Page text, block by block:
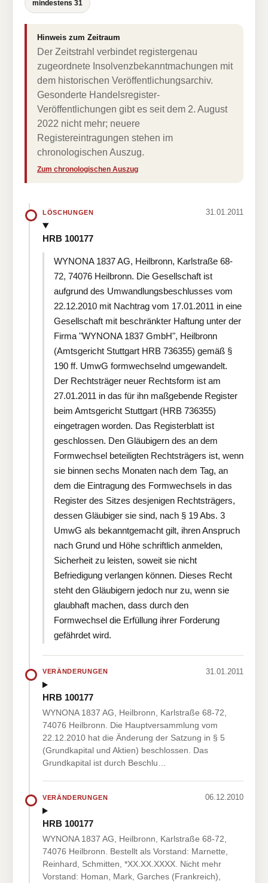
mindestens 31
Hinweis zum Zeitraum
Der Zeitstrahl verbindet registergenau
zugeordnete Insolvenzbekanntmachungen mit
dem historischen Veröffentlichungsarchiv.
Gesonderte Handelsregister-
Veröffentlichungen gibt es seit dem 2. August
2022 nicht mehr; neuere
Registereintragungen stehen im
chronologischen Auszug.
Zum chronologischen Auszug
LÖSCHUNGEN 31.01.2011
HRB 100177
WYNONA 1837 AG, Heilbronn, Karlstraße 68-
72, 74076 Heilbronn. Die Gesellschaft ist
aufgrund des Umwandlungsbeschlusses vom
22.12.2010 mit Nachtrag vom 17.01.2011 in eine
Gesellschaft mit beschränkter Haftung unter der
Firma "WYNONA 1837 GmbH", Heilbronn
(Amtsgericht Stuttgart HRB 736355) gemäß §
190 ff. UmwG formwechselnd umgewandelt.
Der Rechtsträger neuer Rechtsform ist am
27.01.2011 in das für ihn maßgebende Register
beim Amtsgericht Stuttgart (HRB 736355)
eingetragen worden. Das Registerblatt ist
geschlossen. Den Gläubigern des an dem
Formwechsel beteiligten Rechtsträgers ist, wenn
sie binnen sechs Monaten nach dem Tag, an
dem die Eintragung des Formwechsels in das
Register des Sitzes desjenigen Rechtsträgers,
dessen Gläubiger sie sind, nach § 19 Abs. 3
UmwG als bekanntgemacht gilt, ihren Anspruch
nach Grund und Höhe schriftlich anmelden,
Sicherheit zu leisten, soweit sie nicht
Befriedigung verlangen können. Dieses Recht
steht den Gläubigern jedoch nur zu, wenn sie
glaubhaft machen, dass durch den
Formwechsel die Erfüllung ihrer Forderung
gefährdet wird.
VERÄNDERUNGEN 31.01.2011
HRB 100177
WYNONA 1837 AG, Heilbronn, Karlstraße 68-72,
74076 Heilbronn. Die Hauptversammlung vom
22.12.2010 hat die Änderung der Satzung in § 5
(Grundkapital und Aktien) beschlossen. Das
Grundkapital ist durch Beschlu…
VERÄNDERUNGEN 06.12.2010
HRB 100177
WYNONA 1837 AG, Heilbronn, Karlstraße 68-72,
74076 Heilbronn. Bestellt als Vorstand: Marnette,
Reinhard, Schmitten, *XX.XX.XXXX. Nicht mehr
Vorstand: Homan, Mark, Garches (Frankreich),